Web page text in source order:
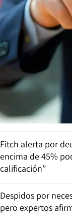
Fitch alerta por
encima de 45%
calificación”
Despidos por
pero expertos